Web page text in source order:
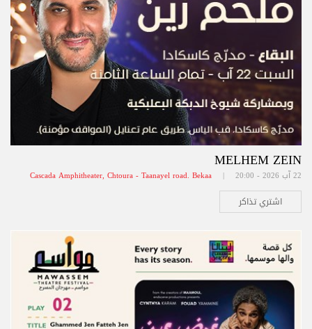
MELHEM ZEIN
22 آب 2026 - 20:00 | Cascada Amphitheater, Chtoura - Taanayel road. Bekaa
اشتري تذاكر